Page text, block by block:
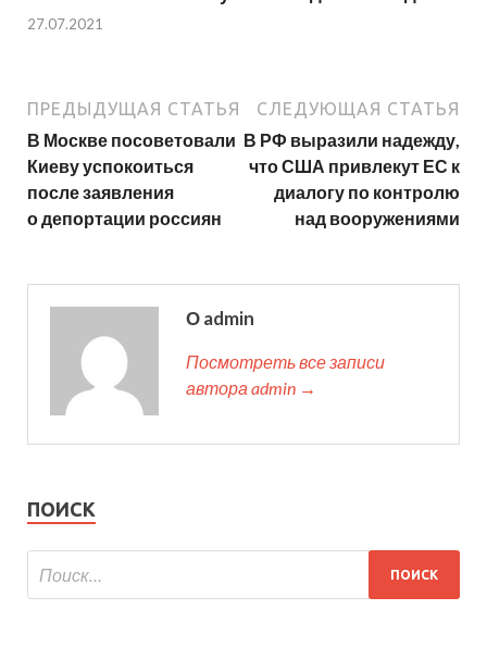
27.07.2021
ПРЕДЫДУЩАЯ СТАТЬЯ
В Москве посоветовали
Киеву успокоиться
после заявления
о депортации россиян
СЛЕДУЮЩАЯ СТАТЬЯ
В РФ выразили надежду,
что США привлекут ЕС к
диалогу по контролю
над вооружениями
О admin
Посмотреть все записи
автора admin →
ПОИСК